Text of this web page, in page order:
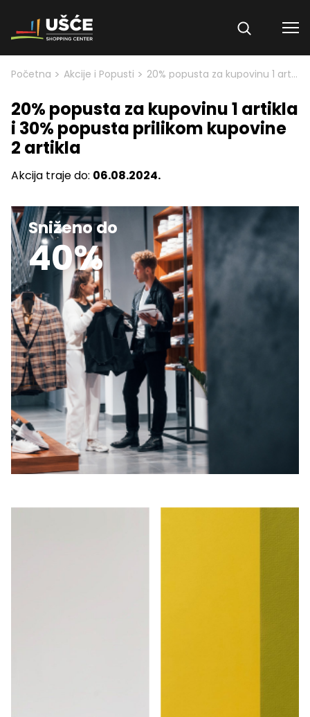
Skip to content
Početna > Akcije i Popusti > 20% popusta za kupovinu 1 artikla i 30% popusta prilikom kupovine 2 artikla
20% popusta za kupovinu 1 artikla
i 30% popusta prilikom kupovine
2 artikla
Akcija traje do: 06.08.2024.
Sniženo do
40%